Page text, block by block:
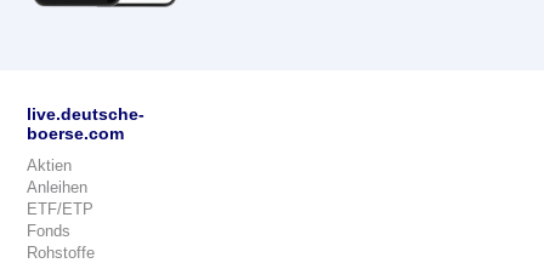
live.deutsche-
boerse.com
Aktien
Anleihen
ETF/ETP
Fonds
Rohstoffe